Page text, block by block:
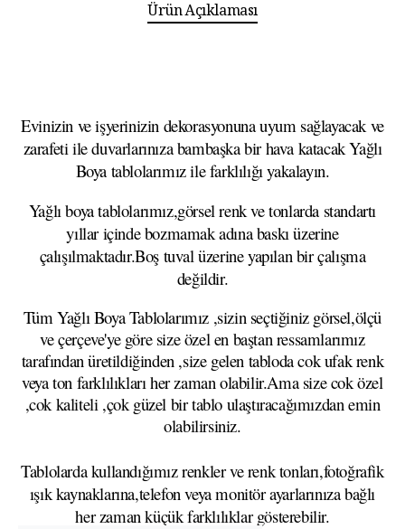
Ürün Açıklaması
Evinizin ve işyerinizin dekorasyonuna uyum sağlayacak ve
zarafeti ile duvarlarınıza bambaşka bir hava katacak Yağlı
Boya tablolarımız ile farklılığı yakalayın.
Yağlı boya tablolarımız,görsel renk ve tonlarda standartı
yıllar içinde bozmamak adına baskı üzerine
çalışılmaktadır.Boş tuval üzerine yapılan bir çalışma
değildir.
Tüm Yağlı Boya Tablolarımız ,sizin seçtiğiniz görsel,ölçü
ve çerçeve'ye göre size özel en baştan ressamlarımız
tarafından üretildiğinden ,size gelen tabloda cok ufak renk
veya ton farklılıkları her zaman olabilir.Ama size cok özel
,cok kaliteli ,çok güzel bir tablo ulaştıracağımızdan emin
olabilirsiniz.
Tablolarda kullandığımız renkler ve renk tonları,fotoğrafik
ışık kaynaklarına,telefon veya monitör ayarlarınıza bağlı
her zaman küçük farklılıklar gösterebilir.